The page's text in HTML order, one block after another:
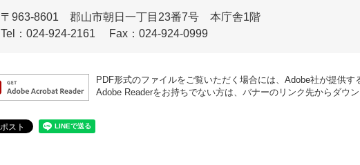
〒963-8601
郡山市朝日一丁目23番7号 本庁舎1階
Tel：024-924-2161
Fax：024-924-0999
PDF形式のファイルをご覧いただく場合には、Adobe社が提供す
Adobe Readerをお持ちでない方は、バナーのリンク先からダウ